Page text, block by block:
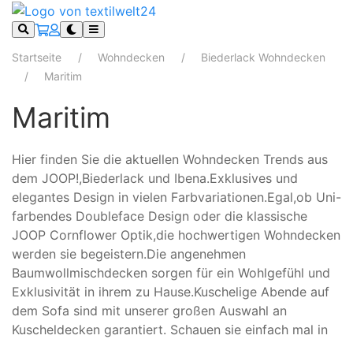
Startseite Wohndecken
Biederlack Wohndecken
Maritim
Maritim
Hier finden Sie die aktuellen Wohndecken Trends aus
dem JOOP!,Biederlack und Ibena.Exklusives und
elegantes Design in vielen Farbvariationen.Egal,ob Uni-
farbendes Doubleface Design oder die klassische
JOOP Cornflower Optik,die hochwertigen Wohndecken
werden sie begeistern.Die angenehmen
Baumwollmischdecken sorgen für ein Wohlgefühl und
Exklusivität in ihrem zu Hause.Kuschelige Abende auf
dem Sofa sind mit unserer großen Auswahl an
Kuscheldecken garantiert. Schauen sie einfach mal in